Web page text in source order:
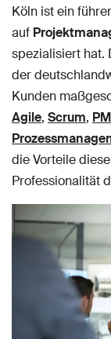
Köln ist ein
auf
spezialisiert hat.
der
Kunden
Agile, Scrum,
die Vorteile
Professionalität